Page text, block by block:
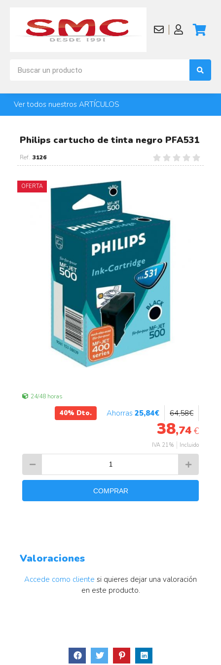
Ver todos nuestros ARTÍCULOS
Philips cartucho de tinta negro PFA531
3126
OFERTA
24/48 horas
40% Dto. 25,84€ 64,58€
38,74 €
IVA 21% Incluido
COMPRAR
Valoraciones
Accede como cliente si quieres dejar una valoración
en este producto.